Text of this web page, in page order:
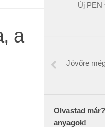
a
Új PEN
Jövőre
Olvastad
anyagok!